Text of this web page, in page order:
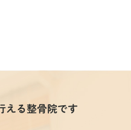
える整骨院です